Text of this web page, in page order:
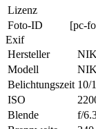
Lizenz
Foto-ID
[pc-
Exif
Hersteller
Modell
Belichtungszeit 10/
ISO
Blende
f/